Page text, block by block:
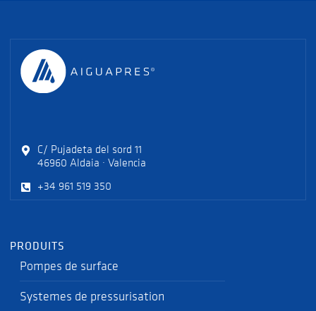
C/ Pujadeta del sord 11
46960 Aldaia · Valencia
+34 961 519 350
PRODUITS
Pompes de surface
Systemes de pressurisation